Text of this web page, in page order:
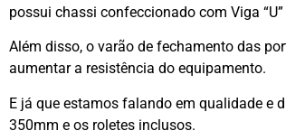
possui chassi confeccionado com Viga
Além disso, o varão de fechamento das
aumentar a resistência do equipamento.
E já que estamos falando em qualidade e
350mm e os roletes inclusos.